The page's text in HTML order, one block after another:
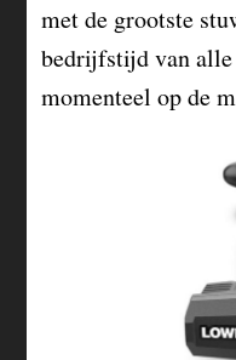
met de grootste
bedrijfstijd van
momenteel op de